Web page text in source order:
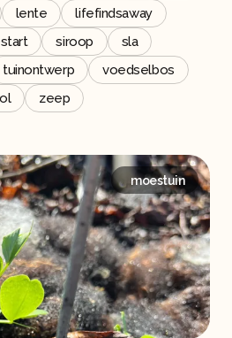
lente
lifefindsaway
siroop
sla
tuinontwerp
voedselbos
zeep
moestuin